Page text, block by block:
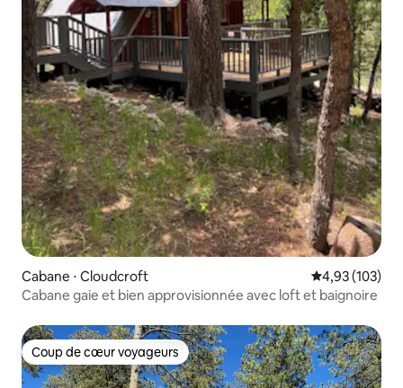
Cabane ⋅ Cloudcroft Évaluation
4,93 (103)
Cabane gaie et bien approvisionnée avec loft et baignoire
Coup de cœur voyageurs
Coup de cœur voyageurs